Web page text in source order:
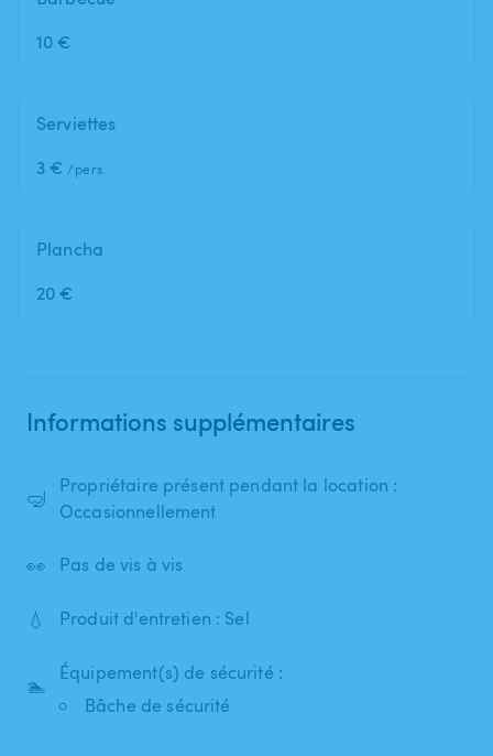
10 €
Serviettes
3 € /pers.
Plancha
20 €
Informations supplémentaires
🤿
Propriétaire présent pendant la location :
Occasionnellement
👀 Pas de vis à vis
💧 Produit d'entretien : Sel
🏊
Équipement(s) de sécurité :
Bâche de sécurité